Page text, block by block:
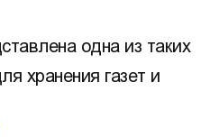
одна из таких
хранения газет и